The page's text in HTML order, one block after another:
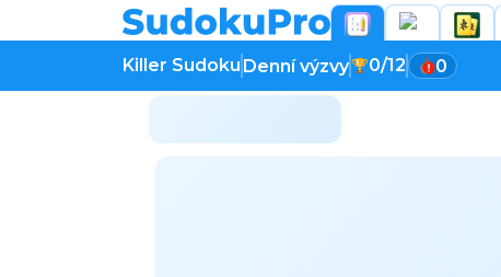
Killer Sudoku Denní výzvy 0/12 0